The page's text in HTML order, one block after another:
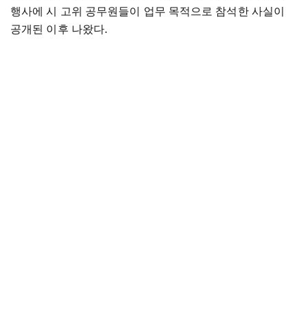
행사에 시 고위 공무원들이 업무 목적으로 참석한 사실이
공개된 이후 나왔다.